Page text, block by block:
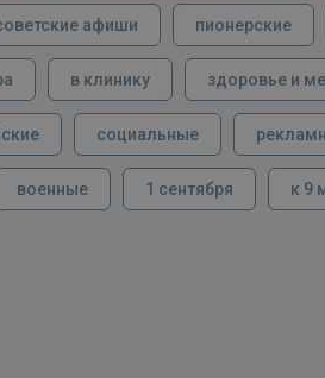
афиши пионерские
в клинику здоровье и
социальные
военные 1 сентября к 9